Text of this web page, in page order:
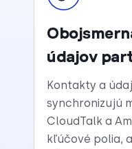
údajov
Kontakty a
synchronizujú
CloudTalk a
kľúčové polia,